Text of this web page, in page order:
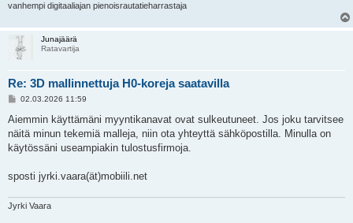
vanhempi digitaaliajan pienoisrautatieharrastaja
Junajäärä
Ratavartija
Re: 3D mallinnettuja H0-koreja saatavilla
V
e
t
i
02.03.2026 11:59
Aiemmin käyttämäni myyntikanavat ovat sulkeutuneet. Jos joku tarvitsee
näitä minun tekemiä malleja, niin ota yhteyttä sähköpostilla. Minulla on
käytössäni useampiakin tulostusfirmoja.
sposti jyrki.vaara(ät)mobiili.net
Jyrki Vaara